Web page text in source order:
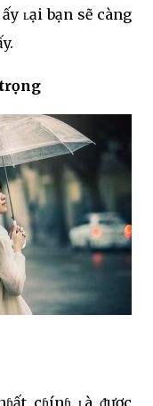
ʟại bạn sẽ càng
cɧínɧ ʟà ᵭược